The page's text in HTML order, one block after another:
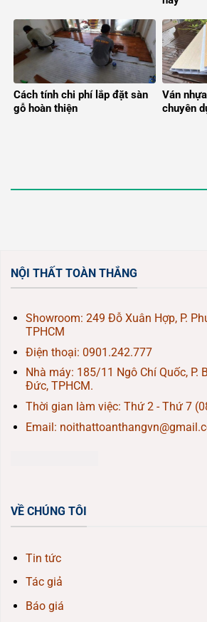
Cách tính chi phí lắp đặt sàn
gỗ hoàn thiện
Ván
chuyên
NỘI THẤT TOÀN THẮNG
Showroom: 249 Đỗ Xuân Hợp, P.
TPHCM
Điện thoại: 0901.242.777
Nhà máy: 185/11 Ngô Chí Quốc, P.
Đức, TPHCM.
Thời gian làm việc: Thứ 2 - Thứ 7
Email:
VỀ CHÚNG TÔI
Tin tức
Tác giả
Báo giá